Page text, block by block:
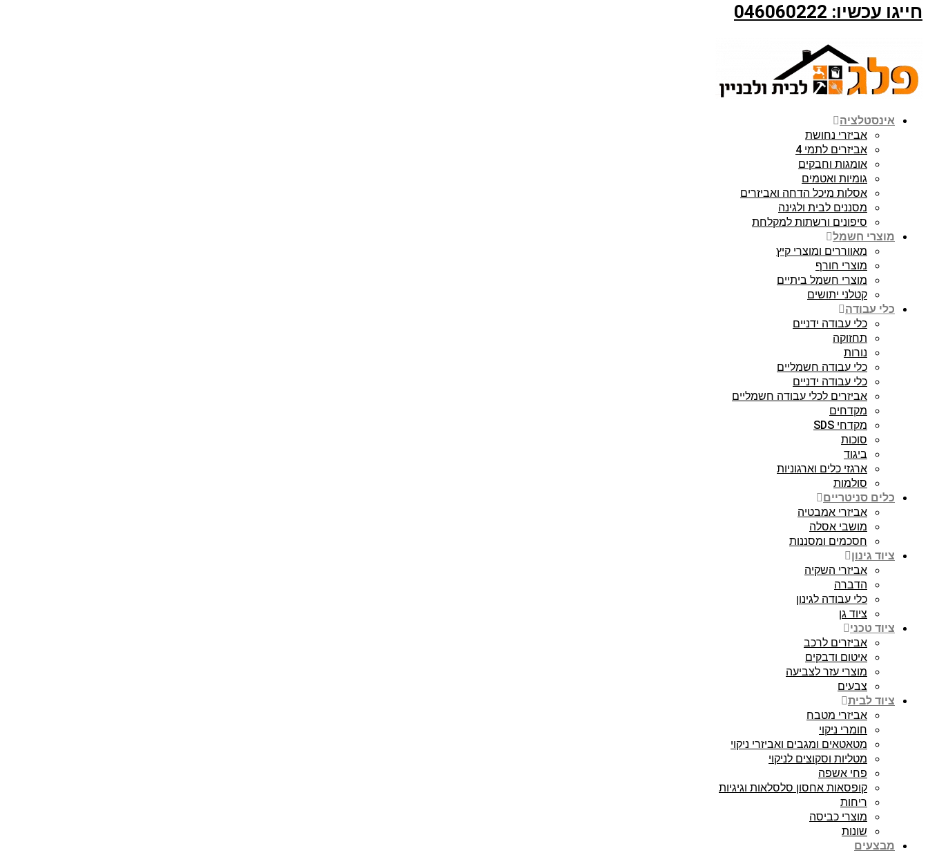
חייגו עכשיו: 046060222
אינסטלציה
אביזרי נחושת
אביזרים לתמי 4
אומגות וחבקים
גומיות ואטמים
אסלות מיכל הדחה ואביזרים
מסננים לבית ולגינה
סיפונים ורשתות למקלחת
מוצרי חשמל
מאווררים ומוצרי קיץ
מוצרי חורף
מוצרי חשמל ביתיים
קטלני יתושים
כלי עבודה
כלי עבודה ידניים
תחזוקה
נורות
כלי עבודה חשמליים
כלי עבודה ידניים
אביזרים לכלי עבודה חשמליים
מקדחים
מקדחי SDS
סוכות
ביגוד
ארגזי כלים וארגוניות
סולמות
כלים סניטריים
אביזרי אמבטיה
מושבי אסלה
חסכמים ומסננות
ציוד גינון
אביזרי השקיה
הדברה
כלי עבודה לגינון
ציוד גן
ציוד טכני
אביזרים לרכב
איטום ודבקים
מוצרי עזר לצביעה
צבעים
ציוד לבית
אביזרי מטבח
חומרי ניקוי
מטאטאים ומגבים ואביזרי ניקוי
מטליות וסקוצים לניקוי
פחי אשפה
קופסאות אחסון סלסלאות וגיגיות
ריחות
מוצרי כביסה
שונות
מבצעים